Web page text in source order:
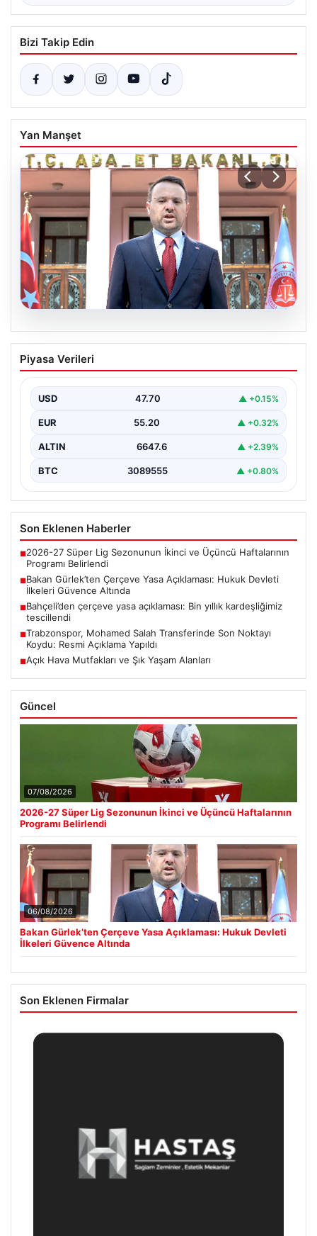
Bizi Takip Edin
Yan Manşet
06.08.2026
Bakan Gürlek’ten Çerçeve Yasa
Açıklaması: Hukuk Devleti İlkeleri
Adalet Bakanı Akın Gürlek, Türkiye'nin terörden
yeni çerçeve…
Piyasa Verileri
USD 47.70 ▲ +0.15%
EUR 55.20 ▲ +0.32%
ALTIN 6647.6 ▲ +2.39%
BTC 3089555 ▲ +0.80%
Son Eklenen Haberler
■2026-27 Süper Lig Sezonunun İkinci ve Üçüncü Haftalarının
Programı Belirlendi
■Bakan Gürlek’ten Çerçeve Yasa Açıklaması: Hukuk Devleti
İlkeleri Güvence Altında
■Bahçeli’den çerçeve yasa açıklaması: Bin yıllık kardeşliğimiz
tescillendi
■Trabzonspor, Mohamed Salah Transferinde Son Noktayı
Koydu: Resmi Açıklama Yapıldı
■Açık Hava Mutfakları ve Şık Yaşam Alanları
Güncel
07/08/2026
2026-27 Süper Lig Sezonunun İkinci ve Üçüncü Haftalarının
Programı Belirlendi
06/08/2026
Bakan Gürlek’ten Çerçeve Yasa Açıklaması: Hukuk Devleti
İlkeleri Güvence Altında
Son Eklenen Firmalar